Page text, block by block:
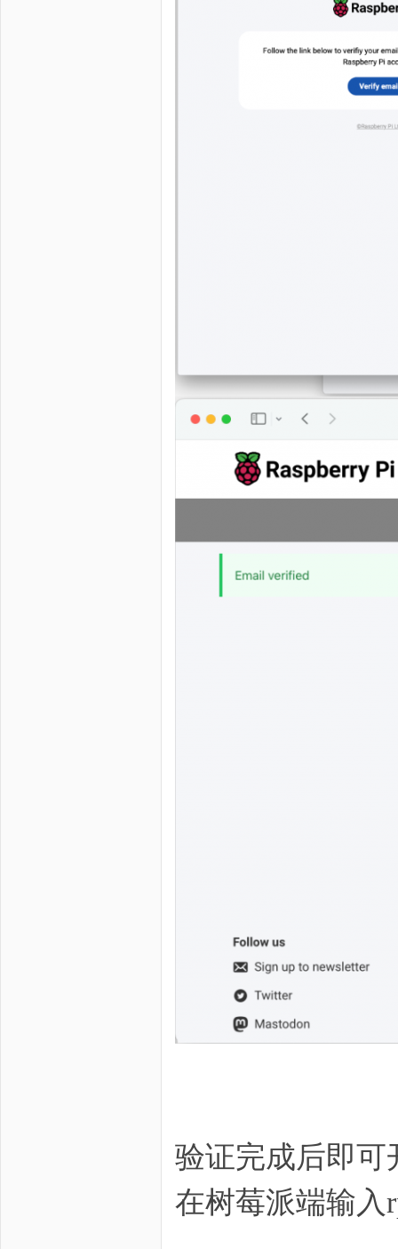
验证完成后即可
在树莓派端输入